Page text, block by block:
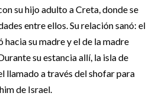
su hijo adulto a Creta, donde se
entre ellos. Su relación sanó: el
su madre y el de la madre
su estancia allí, la isla de
llamado a través del shofar para
de Israel.